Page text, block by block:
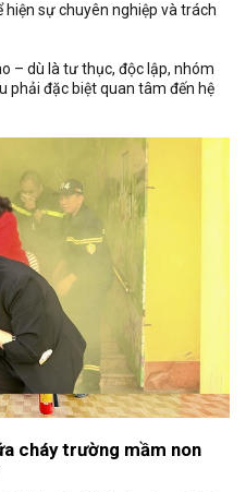
hiện sự chuyên nghiệp và trách
– dù là tư thục, độc lập, nhóm
phải đặc biệt quan tâm đến hệ
cháy trường mầm non